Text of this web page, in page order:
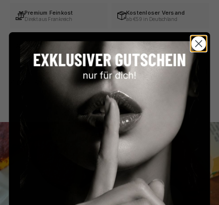
Premium Feinkost
Direkt aus Frankreich
Kostenloser Versand
ab €59 in Deutschland
Persönlicher Service Sicher bezahlen